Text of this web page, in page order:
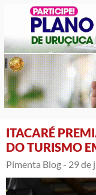
ITACARÉ
DO TURISMO
Pimenta Blog - 29 de